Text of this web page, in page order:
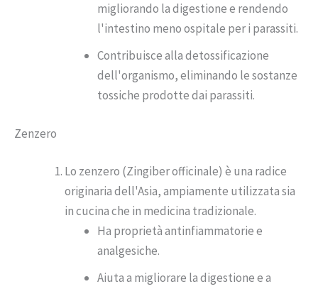
migliorando la digestione e rendendo
l'intestino meno ospitale per i parassiti.
Contribuisce alla detossificazione
dell'organismo, eliminando le sostanze
tossiche prodotte dai parassiti.
Zenzero
Lo zenzero (Zingiber officinale) è una radice
originaria dell'Asia, ampiamente utilizzata sia
in cucina che in medicina tradizionale.
Ha proprietà antinfiammatorie e
analgesiche.
Aiuta a migliorare la digestione e a